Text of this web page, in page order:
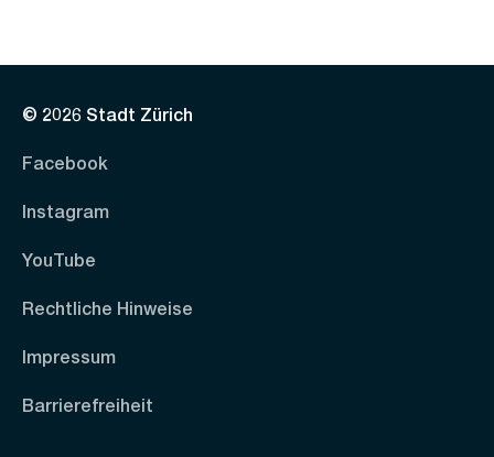
© 2026 Stadt Zürich
Facebook
Instagram
YouTube
Rechtliche Hinweise
Impressum
Barrierefreiheit